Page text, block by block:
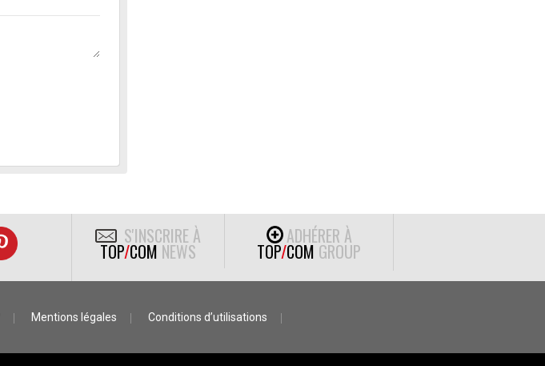
S'INSCRIRE À
TOP/COM NEWS
ADHÉRER À
TOP/COM GROUP
Mentions légales Conditions d’utilisations